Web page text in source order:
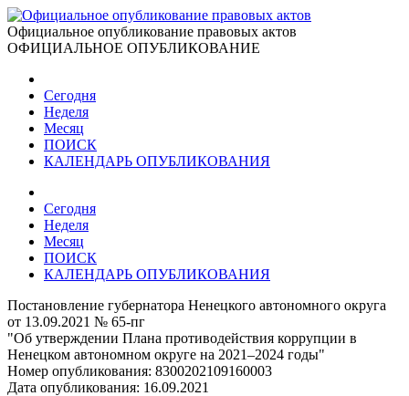
Официальное опубликование правовых актов
ОФИЦИАЛЬНОЕ ОПУБЛИКОВАНИЕ
Сегодня
Неделя
Месяц
ПОИСК
КАЛЕНДАРЬ ОПУБЛИКОВАНИЯ
Сегодня
Неделя
Месяц
ПОИСК
КАЛЕНДАРЬ ОПУБЛИКОВАНИЯ
Постановление губернатора Ненецкого автономного округа
от 13.09.2021 № 65-пг
"Об утверждении Плана противодействия коррупции в
Ненецком автономном округе на 2021–2024 годы"
Номер опубликования: 8300202109160003
Дата опубликования: 16.09.2021